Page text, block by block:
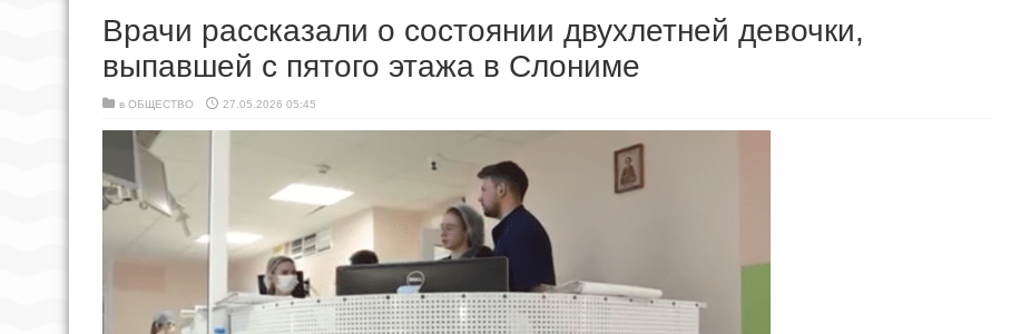
Врачи рассказали о состоянии двухлетней девочки,
выпавшей с пятого этажа в Слониме
в ОБЩЕСТВО 27.05.2026 05:45